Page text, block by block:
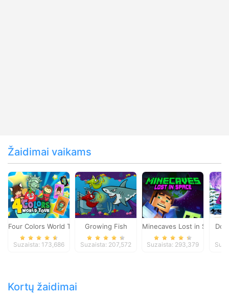
Žaidimai vaikams
Four Colors World Tour
Suzaista: 173,686
Growing Fish
Suzaista: 207,572
Minecaves Lost in Space
Suzaista: 293,379
Kortų žaidimai